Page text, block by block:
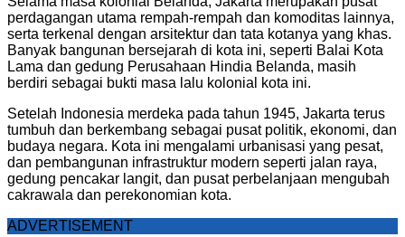
perdagangan utama rempah-rempah dan komoditas lainnya,
serta terkenal dengan arsitektur dan tata kotanya yang khas.
Banyak bangunan bersejarah di kota ini, seperti Balai Kota
Lama dan gedung Perusahaan Hindia Belanda, masih
berdiri sebagai bukti masa lalu kolonial kota ini.
Setelah Indonesia merdeka pada tahun 1945, Jakarta terus
tumbuh dan berkembang sebagai pusat politik, ekonomi, dan
budaya negara. Kota ini mengalami urbanisasi yang pesat,
dan pembangunan infrastruktur modern seperti jalan raya,
gedung pencakar langit, dan pusat perbelanjaan mengubah
cakrawala dan perekonomian kota.
ADVERTISEMENT